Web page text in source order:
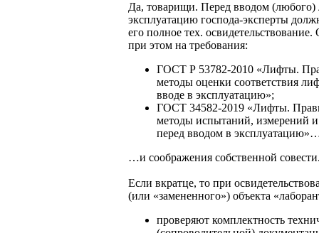
Да, товарищи. Перед вводом (любого)
эксплуатацию господа-эксперты
его полное тех. освидетельствование.
при этом на требования:
ГОСТ Р 53782-2010 «Лифты.
методы оценки соответствия
вводе в эксплуатацию»;
ГОСТ 34582-2019 «Лифты.
методы испытаний, измерений
перед вводом в
…и соображения собственной
Если вкратце, то при
(или «замененного») объекта
проверяют комплектность